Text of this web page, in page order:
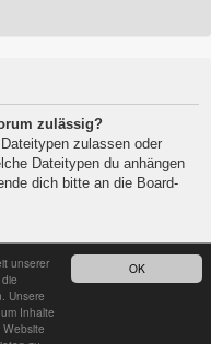
OK
unserer
Unsere
Inhalte
zulässig?
zulassen oder
Dateitypen du anhängen
dich bitte an die Board-
erhalten?
gehe in den
einen Punkt
Liste deiner Dateianhänge